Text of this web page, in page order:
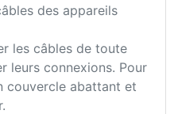
des appareils
les câbles de toute
leurs connexions. Pour
couvercle abattant et